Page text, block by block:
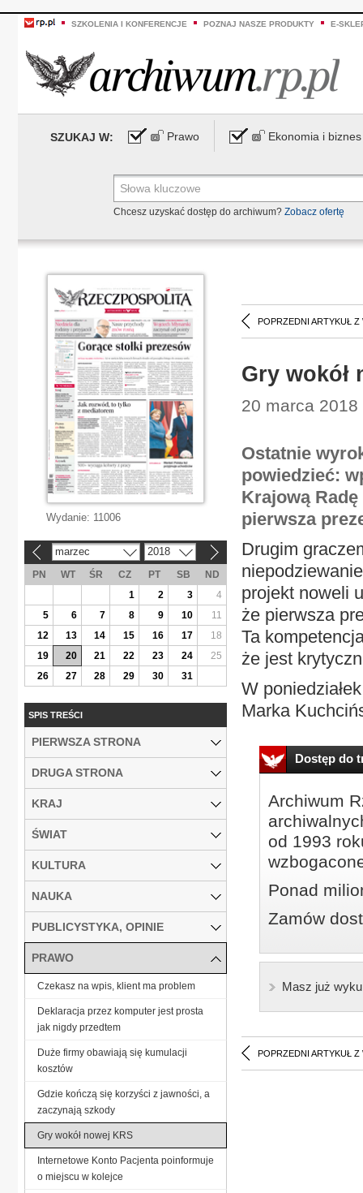
SZKOLENIA I KONFERENCJE POZNAJ NASZE PRODUKTY E-
SZUKAJ W: Prawo Ekonomia i biznes
Chcesz uzyskać dostęp do archiwum? Zobacz ofertę
POPRZEDNI ARTYKUŁ Z
Gry wokół
20 marca
Ostatnie
powiedzieć:
Krajową
pierwsza
Drugim
projekt noweli
że pierwsza
Ta
że jest
W
Marka
Dostęp do
Archiwum
od 1993
Ponad
Zamów
Masz już
POPRZEDNI ARTYKUŁ Z
Wydanie: 11006
marzec 2018
PN WT ŚR CZ PT SB
ND
1
2 3
4
5
6 7 8 9 10
11
12
13 14 15 16 17
18
19
20 21 22 23 24
25
26
27 28 29 30 31
SPIS TREŚCI
PIERWSZA STRONA
DRUGA STRONA
KRAJ
ŚWIAT
KULTURA
NAUKA
PUBLICYSTYKA, OPINIE
PRAWO
Czekasz na wpis, klient ma problem
Deklaracja przez komputer jest prosta
jak nigdy przedtem
Duże firmy obawiają się kumulacji
kosztów
Gdzie kończą się korzyści z jawności, a
zaczynają szkody
Gry wokół nowej KRS
Internetowe Konto Pacjenta poinformuje
o miejscu w kolejce